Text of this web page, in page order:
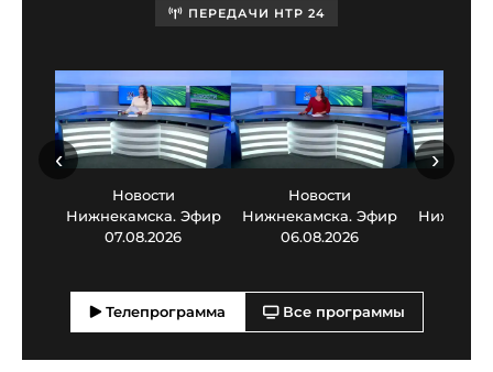
ПЕРЕДАЧИ НТР 24
Новости
Нижнекамска. Эфир
07.08.2026
Новости
Нижнекамска. Эфир
06.08.2026
‹ ›
Телепрограмма Все программы